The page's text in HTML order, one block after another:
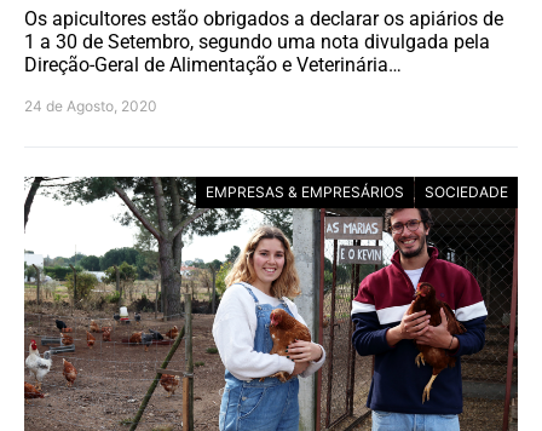
Os apicultores estão obrigados a declarar os apiários de
1 a 30 de Setembro, segundo uma nota divulgada pela
Direção-Geral de Alimentação e Veterinária…
24 de Agosto, 2020
EMPRESAS & EMPRESÁRIOS SOCIEDADE